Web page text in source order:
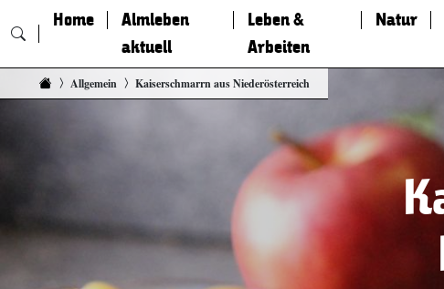
Zum Inhalt springen
Home
Almleben
aktuell
Leben &
Arbeiten
Natur
Allgemein Kaiserschmarrn aus Niederösterreich